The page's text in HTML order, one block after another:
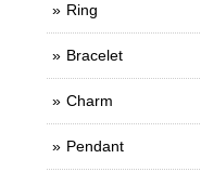
Ring
Bracelet
Charm
Pendant